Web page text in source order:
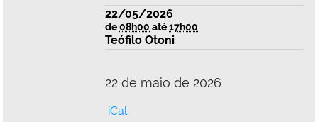
22/05/2026
de08h00 até17h00
Teófilo Otoni
22 de maio de 2026
iCal